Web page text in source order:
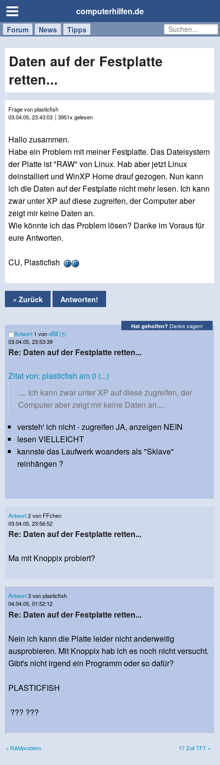
computerhilfen.de
Forum News Tipps
Handy
Tablet
Windows
Mac
Daten auf der Festplatte
retten...
Frage von plasticfish
03.04.05, 23:43:03 | 3951x gelesen
Hallo zusammen.
Habe ein Problem mit meiner Festplatte. Das Dateisystem
der Platte ist "RAW" von Linux. Hab aber jetzt Linux
deinstalliert und WinXP Home drauf gezogen. Nun kann
ich die Daten auf der Festplatte nicht mehr lesen. Ich kann
zwar unter XP auf diese zugreifen, der Computer aber
zeigt mir keine Daten an.
Wie könnte ich das Problem lösen? Danke im Voraus für
eure Antworten.
CU, Plasticfish
« Zurück Antworten!
Hat geholfen? Danke sagen!
Antwort 1 voneBill (†)
03.04.05, 23:53:39
Re: Daten auf der Festplatte retten...
Zitat von: plasticfish am 0 (...)
..,. Ich kann zwar unter XP auf diese zugreifen, der
Computer aber zeigt mir keine Daten an....
versteh' ich nicht - zugreifen JA, anzeigen NEIN
lesen VIELLEICHT
kannste das Laufwerk woanders als "Sklave"
reinhängen ?
Antwort2 von FFchen
03.04.05, 23:56:52
Re: Daten auf der Festplatte retten...
Ma mit Knoppix probiert?
Antwort3 von plasticfish
04.04.05, 01:52:12
Re: Daten auf der Festplatte retten...
Nein ich kann die Platte leider nicht anderweitig
ausprobieren. Mit Knoppix hab ich es noch nicht versucht.
Gibt's nicht irgend ein Programm oder so dafür?
PLASTICFISH
??? ???
« RAMproblem 17 Zoll TFT »